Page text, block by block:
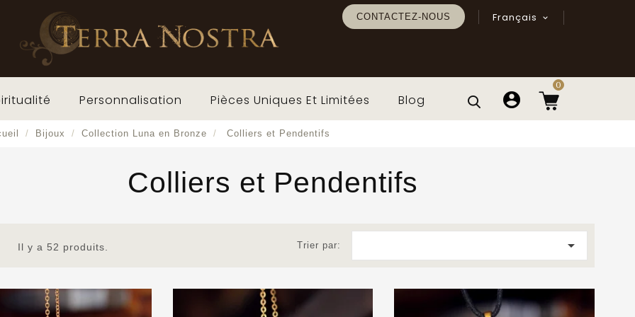
Français 
CONTACTEZ-NOUS
Personnalisation Pièces Uniques Et Limitées Blog
0
Bijoux Collection Luna en Bronze Colliers et Pendentifs
Blanche Taille
Colliers et Pendentifs
Il y a 52 produits. Trier par: 